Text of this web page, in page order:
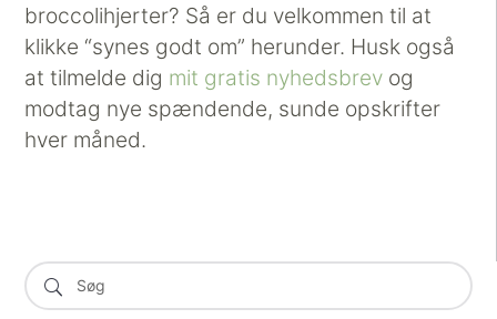
broccolihjerter? Så er du velkommen til at
klikke “synes godt om” herunder. Husk også
at tilmelde dig mit gratis nyhedsbrev og
modtag nye spændende, sunde opskrifter
hver måned.